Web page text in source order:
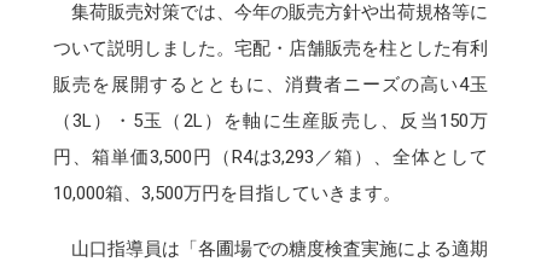
集荷販売対策では、今年の販売方針や出荷規格等に
ついて説明しました。宅配・店舗販売を柱とした有利
販売を展開するとともに、消費者ニーズの高い4玉
（3L）・5玉（2L）を軸に生産販売し、反当150万
円、箱単価3,500円（R4は3,293／箱）、全体として
10,000箱、3,500万円を目指していきます。
山口指導員は「各圃場での糖度検査実施による適期